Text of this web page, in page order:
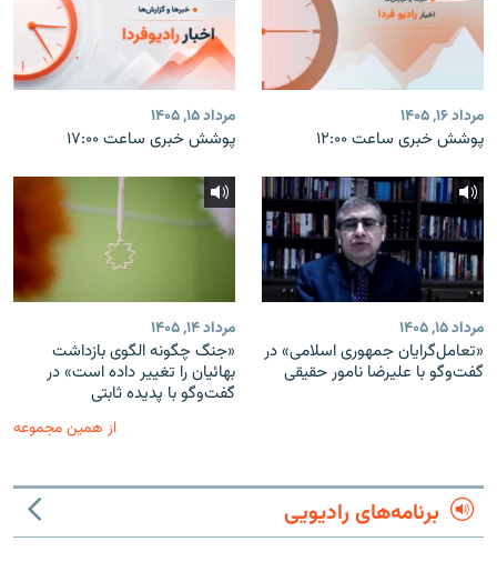
مرداد ۱۶, ۱۴۰۵
پوشش خبری ساعت ۱۲:۰۰
مرداد ۱۵, ۱۴۰۵
پوشش خبری ساعت ۱۷:۰۰
مرداد ۱۵, ۱۴۰۵
«تعامل‌گرایان جمهوری اسلامی» در
گفت‌وگو با علیرضا نامور حقیقی
مرداد ۱۴, ۱۴۰۵
«جنگ چگونه الگوی بازداشت
بهائیان را تغییر داده است» در
گفت‌وگو با پدیده ثابتی
از همین مجموعه
برنامه‌های رادیویی